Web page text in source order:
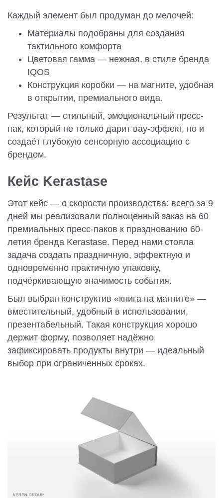
Каждый элемент был продуман до мелочей:
Материалы подобраны для создания
тактильного комфорта
Цветовая гамма — нежная, в стиле бренда
IQOS
Конструкция коробки — на магните, удобная
в открытии, премиального вида.
Результат — стильный, эмоциональный пресс-
пак, который не только дарит вау-эффект, но и
создаёт глубокую сенсорную ассоциацию с
брендом.
Кейс Kerastase
Этот кейс — о скорости производства: всего за 9
дней мы реализовали полноценный заказ на 60
премиальных пресс-паков к празднованию 60-
летия бренда Kerastase. Перед нами стояла
задача создать праздничную, эффектную и
одновременно практичную упаковку,
подчёркивающую значимость события.
Был выбран конструктив «книга на магните» —
вместительный, удобный в использовании,
презентабельный. Такая конструкция хорошо
держит форму, позволяет надёжно
зафиксировать продукты внутри — идеальный
выбор при ограниченных сроках.